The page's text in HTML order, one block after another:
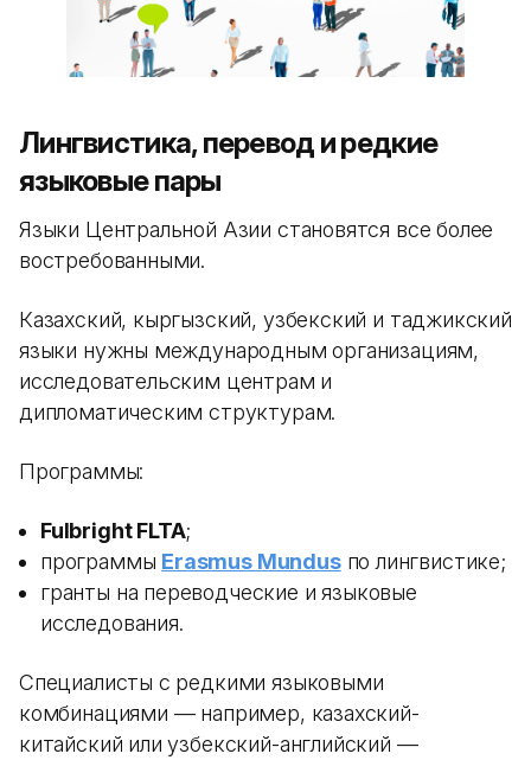
Лингвистика, перевод и редкие
языковые пары
Языки Центральной Азии становятся все более
востребованными.
Казахский, кыргызский, узбекский и таджикский
языки нужны международным организациям,
исследовательским центрам и
дипломатическим структурам.
Программы:
Fulbright FLTA;
программы Erasmus Mundusпо лингвистике;
гранты на переводческие и языковые
исследования.
Специалисты с редкими языковыми
комбинациями — например, казахский-
китайский или узбекский-английский —